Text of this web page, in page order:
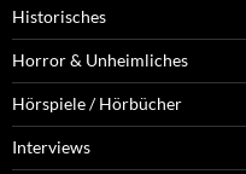
Historisches
Horror & Unheimliches
Hörspiele / Hörbücher
Interviews